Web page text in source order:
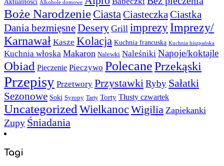
Aktualności Alkohole domowe
Boże NarodzenieCiastaCiasteczkaCiastka
Dania bezmięsneDesery Grill imprezy Imprezy/
Karnawał Kasze Kolacja Kuchnia francuska Kuchnia hiszpańska
Kuchnia włoska Makaron Nalewki Naleśniki Napoje/koktajle
Obiad Pieczenie Pieczywo PolecanePrzekąski
Przepisy Przetwory PrzystawkiRyby Sałatki
Sezonowe Soki Syropy Tarty Torty Tłusty czwartek
UncategorizedWielkanocWigilia Zapiekanki
Zupy Śniadania
Tagi